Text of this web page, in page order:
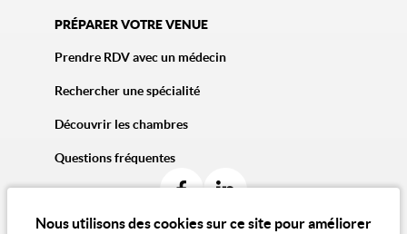
Nous utilisons des cookies sur ce site pour améliorer
PRÉPARER VOTRE VENUE
Prendre RDV avec un médecin
Rechercher une spécialité
Découvrir les chambres
Questions fréquentes